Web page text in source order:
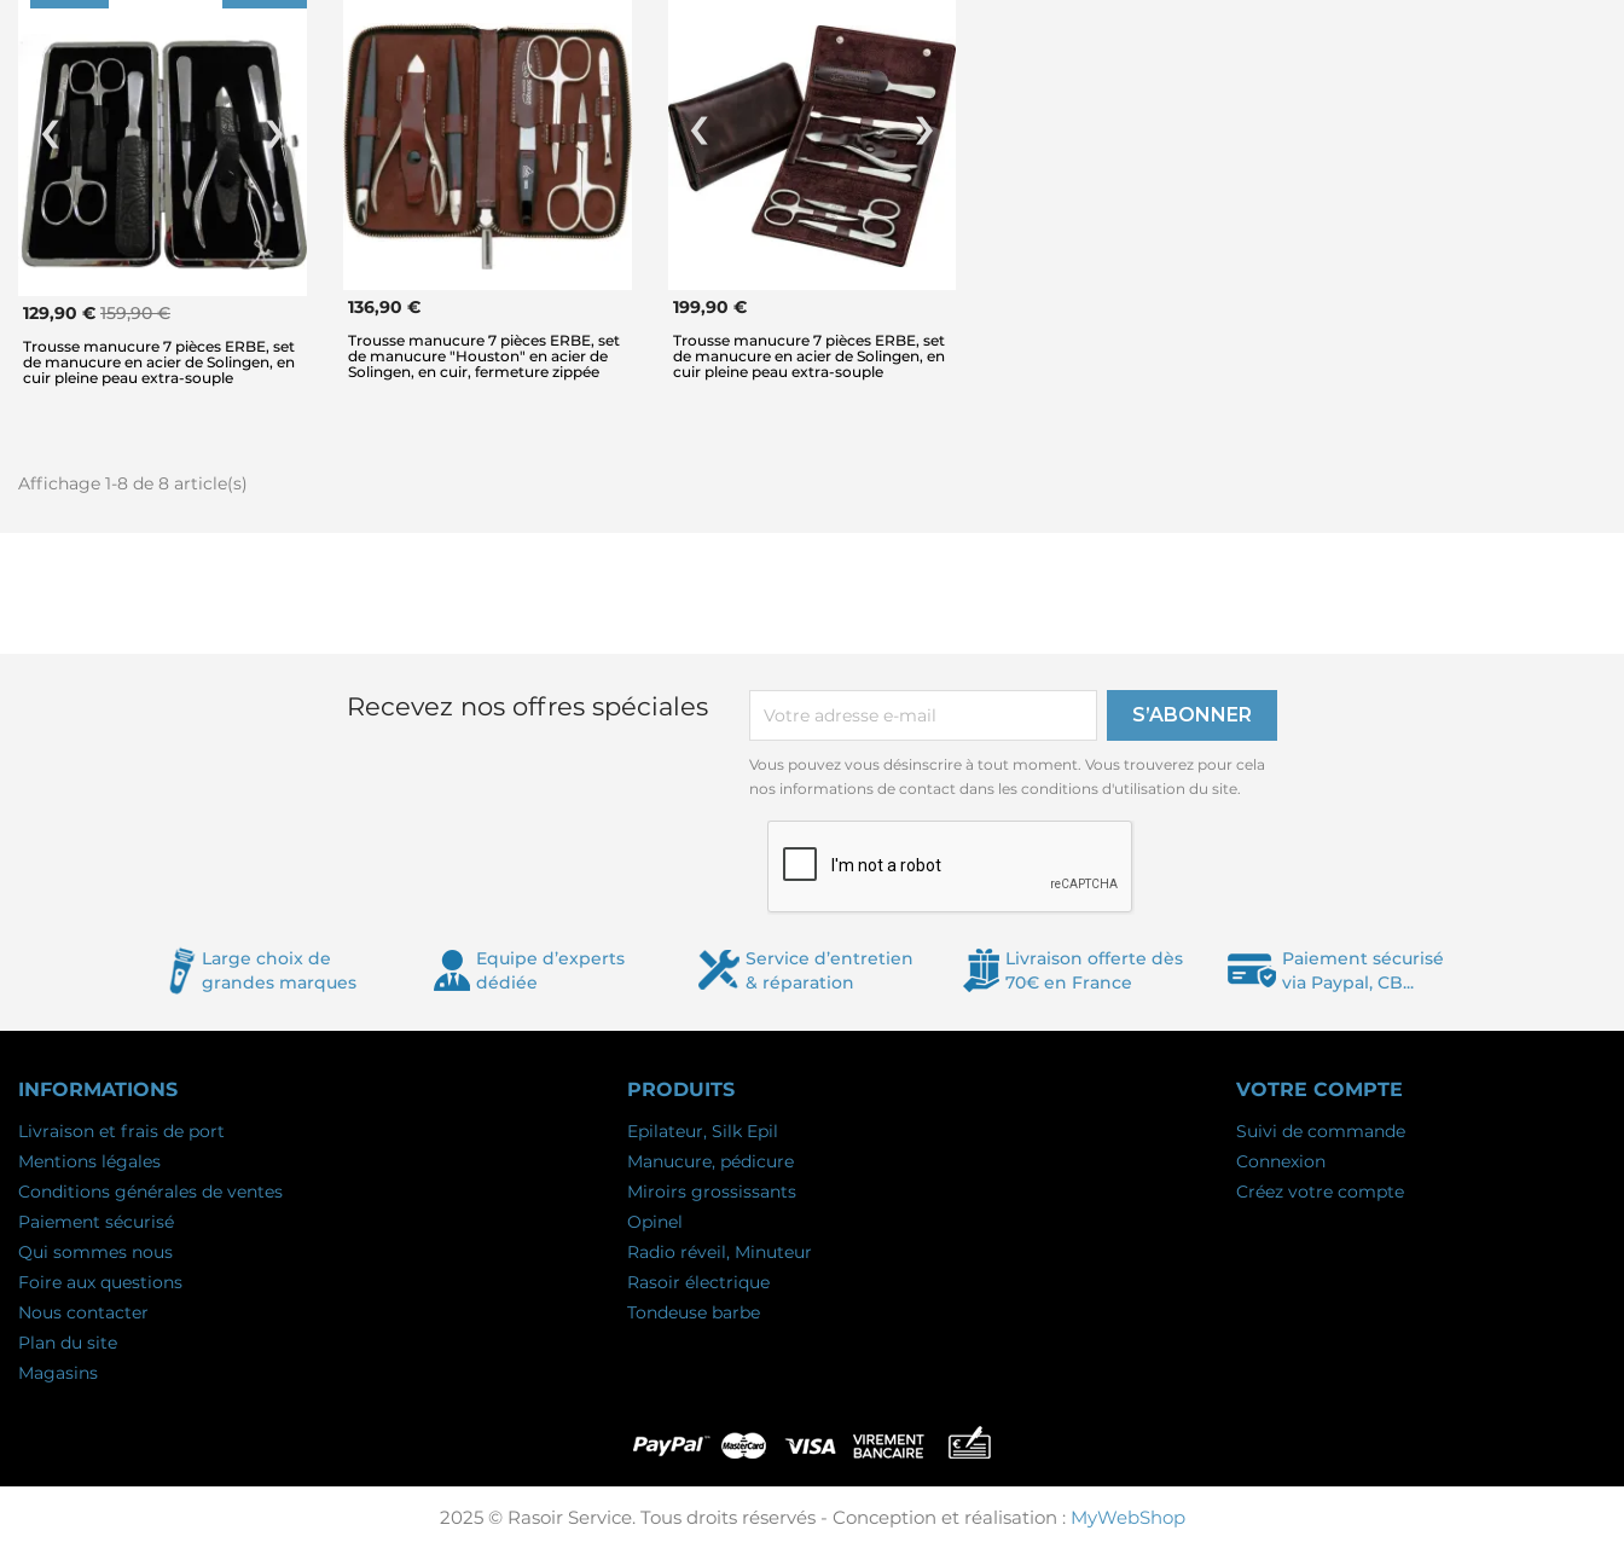
129,90 € 159,90 €
Trousse manucure 7 pièces ERBE, set
de manucure en acier de Solingen, en
cuir pleine peau extra-souple
136,90 €
Trousse manucure 7 pièces ERBE, set
de manucure "Houston" en acier de
Solingen, en cuir, fermeture zippée
199,90 €
Trousse manucure 7 pièces ERBE, set
de manucure en acier de Solingen, en
cuir pleine peau extra-souple
Affichage 1-8 de 8 article(s)
Recevez nos offres spéciales
Vous pouvez vous désinscrire à tout moment. Vous trouverez pour cela
nos informations de contact dans les conditions d'utilisation du site.
Large choix de
grandes marques
Equipe d’experts
dédiée
Service d’entretien
& réparation
Livraison offerte dès
70€ en France
Paiement sécurisé
via Paypal, CB...
INFORMATIONS
Livraison et frais de port
Mentions légales
Conditions générales de ventes
Paiement sécurisé
Qui sommes nous
Foire aux questions
Nous contacter
Plan du site
Magasins
PRODUITS
Epilateur, Silk Epil
Manucure, pédicure
Miroirs grossissants
Opinel
Radio réveil, Minuteur
Rasoir électrique
Tondeuse barbe
VOTRE COMPTE
Suivi de commande
Connexion
Créez votre compte
2025 © Rasoir Service. Tous droits réservés - Conception et réalisation : MyWebShop